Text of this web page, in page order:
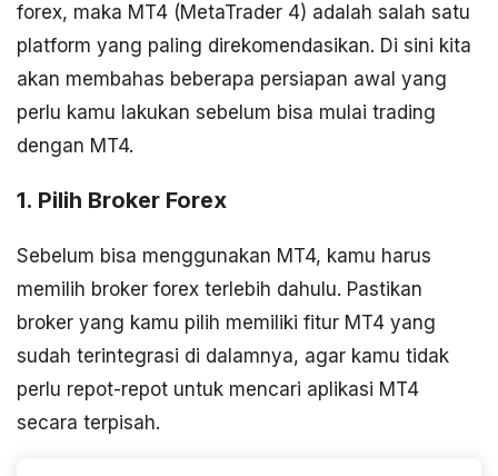
forex, maka MT4 (MetaTrader 4) adalah salah satu
platform yang paling direkomendasikan. Di sini kita
akan membahas beberapa persiapan awal yang
perlu kamu lakukan sebelum bisa mulai trading
dengan MT4.
1. Pilih Broker Forex
Sebelum bisa menggunakan MT4, kamu harus
memilih broker forex terlebih dahulu. Pastikan
broker yang kamu pilih memiliki fitur MT4 yang
sudah terintegrasi di dalamnya, agar kamu tidak
perlu repot-repot untuk mencari aplikasi MT4
secara terpisah.